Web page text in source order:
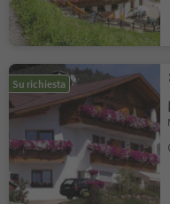
Su richiesta